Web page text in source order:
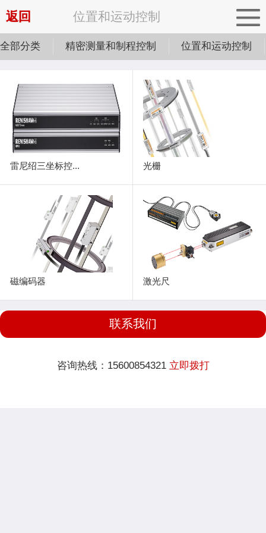
返回 位置和运动控制
全部分类 精密测量和制程控制 位置和运动控制
雷尼绍三坐标控... 光栅
磁编码器 激光尺
联系我们
咨询热线：15600854321 立即拨打